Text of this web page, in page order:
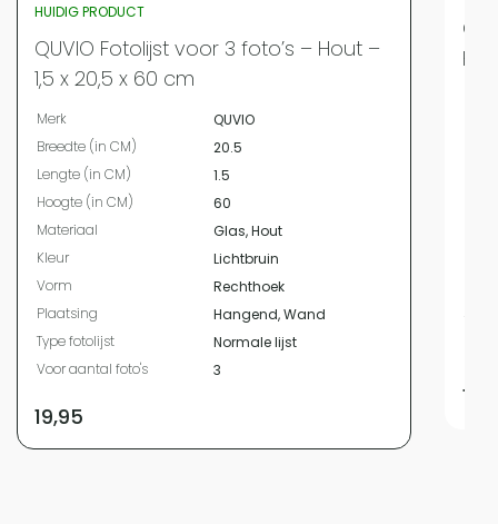
HUIDIG PRODUCT
QUVIO Fotolijst voor 3 foto’s – Hout –
1,5 x 20,5 x 60 cm
Merk
QUVIO
Breedte (in CM)
20.5
Lengte (in CM)
1.5
Hoogte (in CM)
60
Materiaal
Glas, Hout
Kleur
Lichtbruin
Vorm
Rechthoek
Plaatsing
Hangend, Wand
Type fotolijst
Normale lijst
Voor aantal foto's
3
19,95